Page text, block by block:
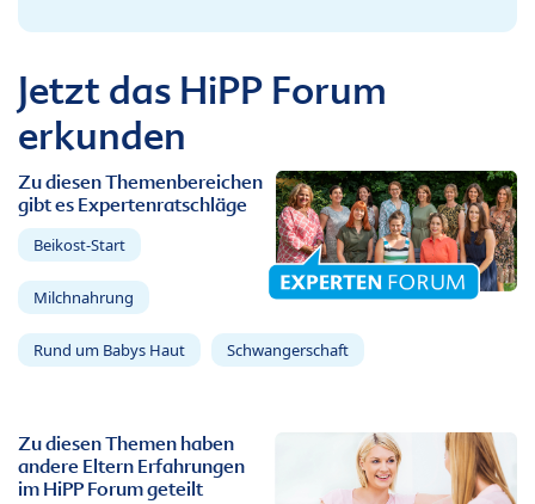
Jetzt das HiPP Forum
erkunden
Zu diesen Themenbereichen
gibt es Expertenratschläge
Beikost-Start
Milchnahrung
Rund um Babys Haut Schwangerschaft
Zu diesen Themen haben
andere Eltern Erfahrungen
im HiPP Forum geteilt